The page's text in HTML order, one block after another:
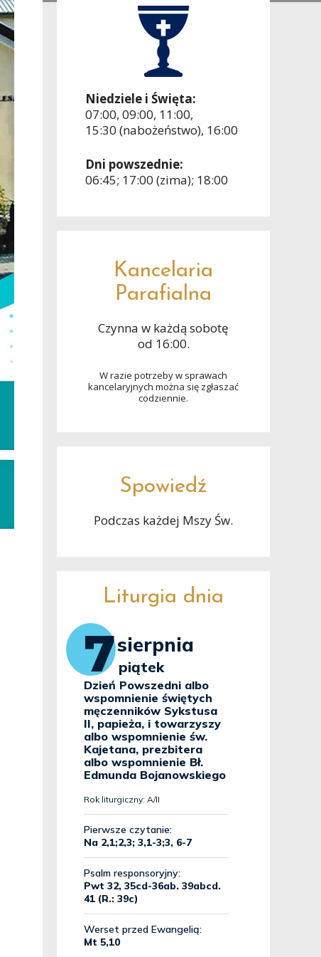
Niedziele i Święta:
07:00, 09:00, 11:00,
15:30 (nabożeństwo), 16:00
Dni powszednie:
06:45; 17:00 (zima); 18:00
Kancelaria
Parafialna
Czynna w każdą sobotę
od 16:00.
W razie potrzeby w sprawach
kancelaryjnych można się zgłaszać
codziennie.
Spowiedź
Podczas każdej Mszy Św.
Liturgia dnia